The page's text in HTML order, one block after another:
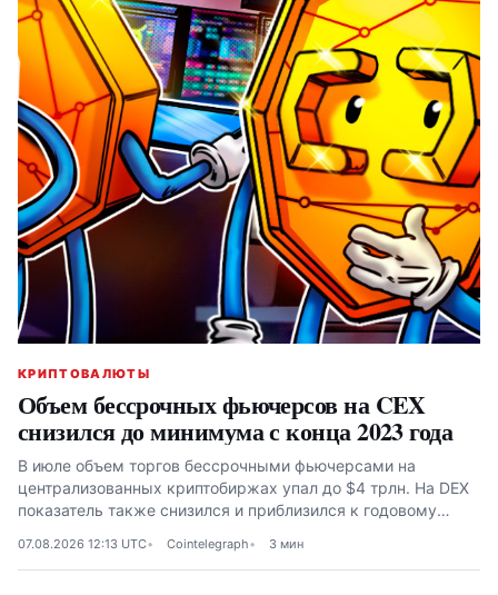
КРИПТОВАЛЮТЫ
Объем бессрочных фьючерсов на CEX
снизился до минимума с конца 2023 года
В июле объем торгов бессрочными фьючерсами на
централизованных криптобиржах упал до $4 трлн. На DEX
показатель также снизился и приблизился к годовому
07.08.2026 12:13 UTC Cointelegraph 3 мин